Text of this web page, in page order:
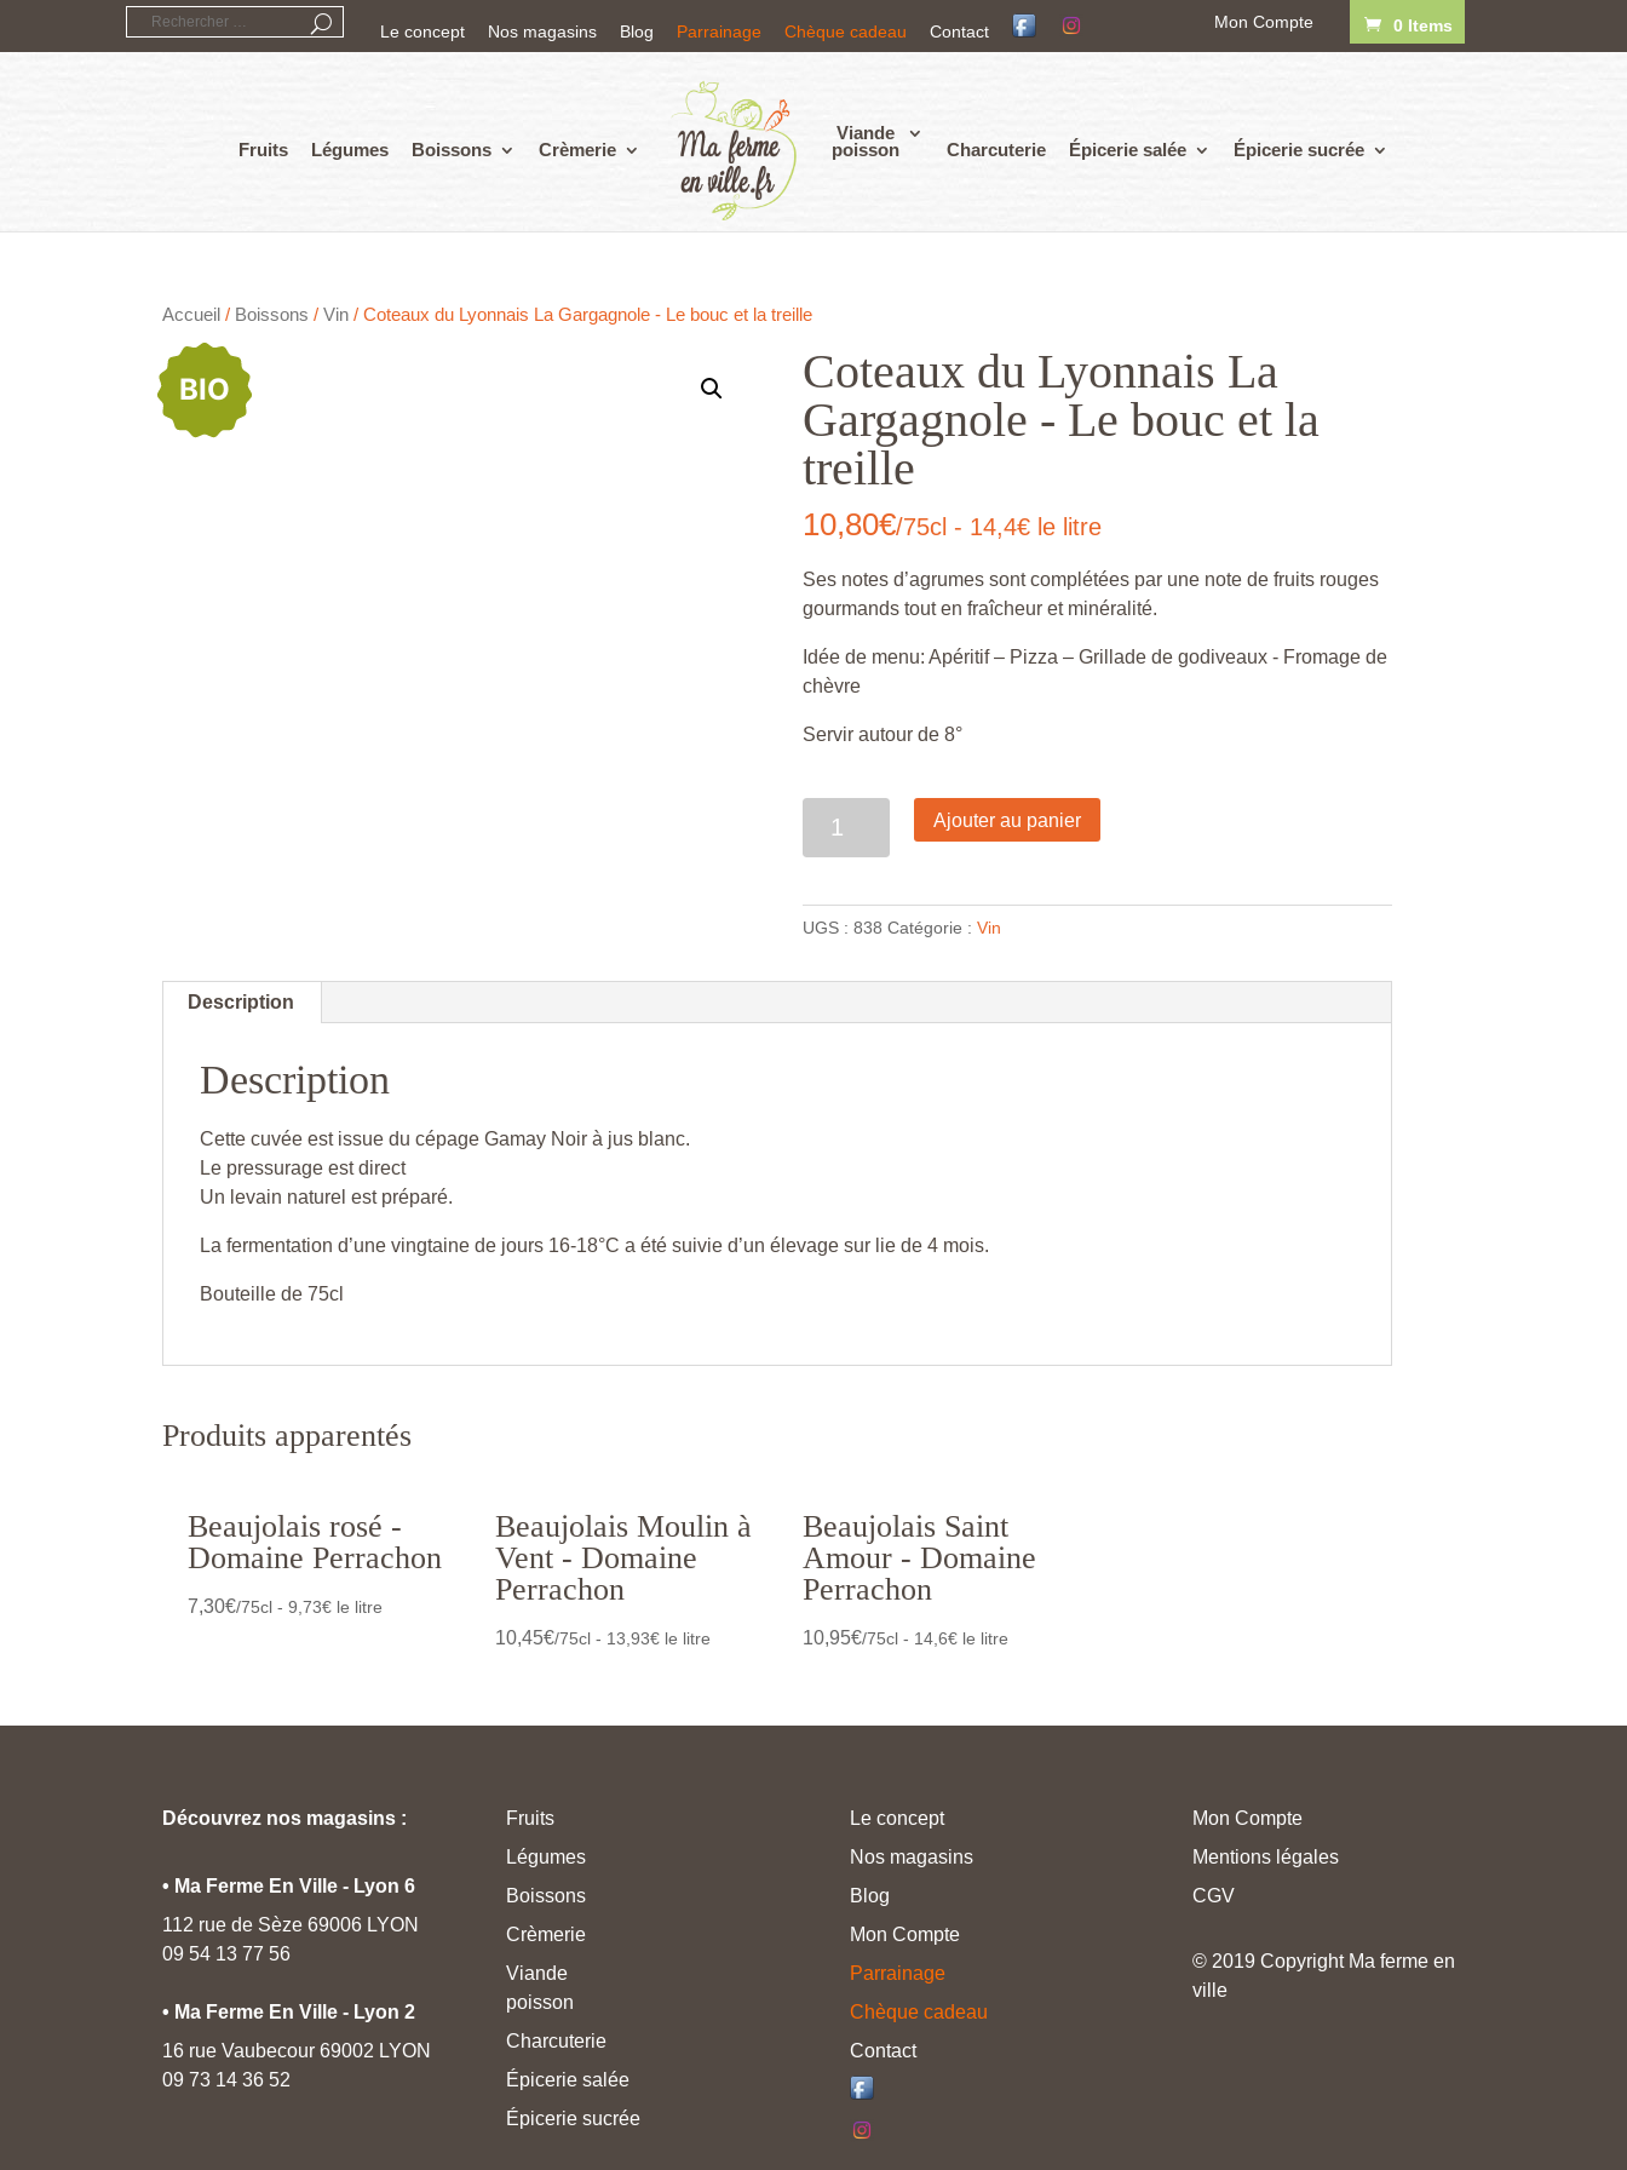
Le concept Nos magasins Blog Mon Compte
Parrainage Chèque cadeau Contact 0 Items
Fruits Légumes Boissons Crèmerie
Viande
poisson
Charcuterie Épicerie salée Épicerie sucrée
Accueil / Boissons /Vin / Coteaux du Lyonnais La Gargagnole - Le bouc et la treille
BIO
Coteaux du Lyonnais La
Gargagnole - Le bouc et la
treille
10,80€/75cl - 14,4€ le litre
Ses notes d’agrumes sont complétées par une note de fruits rouges
gourmands tout en fraîcheur et minéralité.
Idée de menu: Apéritif – Pizza – Grillade de godiveaux - Fromage de
chèvre
Servir autour de 8°
Ajouter au panier
UGS : 838 Catégorie : Vin
Description
Description
Cette cuvée est issue du cépage Gamay Noir à jus blanc.
Le pressurage est direct
Un levain naturel est préparé.
La fermentation d’une vingtaine de jours 16-18°C a été suivie d’un élevage sur lie de 4 mois.
Bouteille de 75cl
Produits apparentés
Beaujolais rosé -
Domaine Perrachon
7,30€/75cl - 9,73€ le litre
Beaujolais Moulin à
Vent - Domaine
Perrachon
10,45€/75cl - 13,93€ le litre
Beaujolais Saint
Amour - Domaine
Perrachon
10,95€/75cl - 14,6€ le litre
Découvrez nos magasins :
• Ma Ferme En Ville - Lyon 6
112 rue de Sèze 69006 LYON
09 54 13 77 56
• Ma Ferme En Ville - Lyon 2
16 rue Vaubecour 69002 LYON
09 73 14 36 52
Fruits
Légumes
Boissons
Crèmerie
Viande
poisson
Charcuterie
Épicerie salée
Épicerie sucrée
Le concept
Nos magasins
Blog
Mon Compte
Parrainage
Chèque cadeau
Contact
Mon Compte
Mentions légales
CGV
© 2019 Copyright Ma ferme en
ville